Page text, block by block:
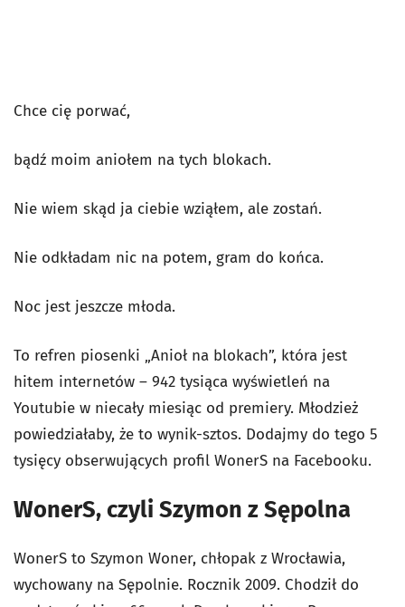
Chce cię porwać,
bądź moim aniołem na tych blokach.
Nie wiem skąd ja ciebie wziąłem, ale zostań.
Nie odkładam nic na potem, gram do końca.
Noc jest jeszcze młoda.
To refren piosenki „Anioł na blokach”, która jest
hitem internetów – 942 tysiąca wyświetleń na
Youtubie w niecały miesiąc od premiery. Młodzież
powiedziałaby, że to wynik-sztos. Dodajmy do tego 5
tysięcy obserwujących profil WonerS na Facebooku.
WonerS, czyli Szymon z Sępolna
WonerS to Szymon Woner, chłopak z Wrocławia,
wychowany na Sępolnie. Rocznik 2009. Chodził do